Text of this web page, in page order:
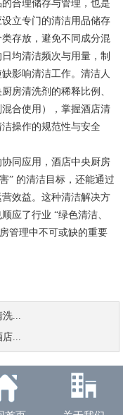
合理储存与管理，也是
立专门的清洁用品储存
存放，避免不同成分混
均清洁频次与用量，制
影响清洁工作。清洁人
房清洗剂的稀释比例、
合使用），掌握酒店清
操作的规范性与安全
同应用，酒店中央厨房
” 的清洁目标，还能通过
效益。这种清洁解决方
应了行业 “绿色清洁、
管理中不可或缺的重要
洗...
店...